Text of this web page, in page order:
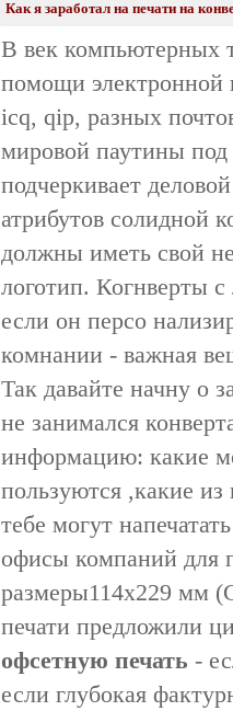
Как я заработал на печати на
В век компьютерных
помощи
icq, qip, разных
мировой паутины
подчеркивает
атрибутов солидной
должны иметь свой
логотип. Когнверты с
если он персо
комнании - важная
Так давайте начну о
не занимался
информацию: какие
пользуются ,какие
тебе могут
офисы компаний для
размеры114х229 мм
печати предложили
офсетную печать -
если глубокая